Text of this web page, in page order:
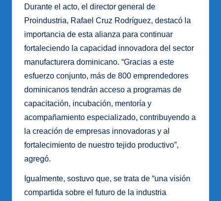
Durante el acto, el director general de
Proindustria, Rafael Cruz Rodríguez, destacó la
importancia de esta alianza para continuar
fortaleciendo la capacidad innovadora del sector
manufacturera dominicano. “Gracias a este
esfuerzo conjunto, más de 800 emprendedores
dominicanos tendrán acceso a programas de
capacitación, incubación, mentoría y
acompañamiento especializado, contribuyendo a
la creación de empresas innovadoras y al
fortalecimiento de nuestro tejido productivo”,
agregó.
Igualmente, sostuvo que, se trata de “una visión
compartida sobre el futuro de la industria